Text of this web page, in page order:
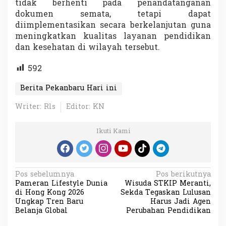
tidak berhenti pada penandatanganan
dokumen semata, tetapi dapat
diimplementasikan secara berkelanjutan guna
meningkatkan kualitas layanan pendidikan
dan kesehatan di wilayah tersebut.
592
Berita Pekanbaru Hari ini
Writer: Rls
Editor: KN
Ikuti Kami
N
a
v
Pos sebelumnya
Pameran Lifestyle Dunia
di Hong Kong 2026
Ungkap Tren Baru
Belanja Global
Pos berikutnya
Wisuda STKIP Meranti,
Sekda Tegaskan Lulusan
Harus Jadi Agen
Perubahan Pendidikan